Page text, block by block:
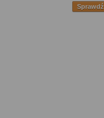
Sprawdź